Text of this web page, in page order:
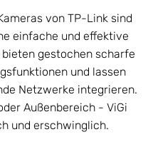
von TP-Link sind
einfache und effektive
gestochen scharfe
und lassen
Netzwerke integrieren.
Außenbereich - ViGi
und erschwinglich.